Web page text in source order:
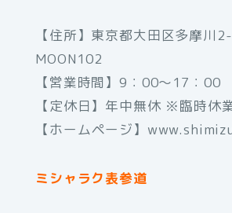
【住所】東京都大田区多摩川
MOON102
【営業時間】9：00～17：00
【定休日】年中無休 ※臨時休
【ホームページ】
ミシャラク表参道